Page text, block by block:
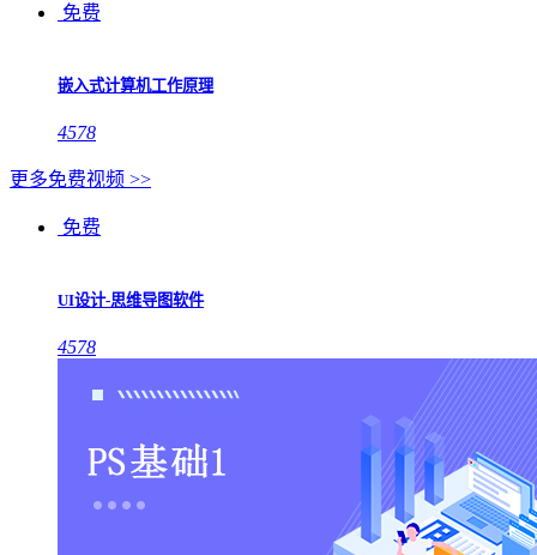
免费
嵌入式计算机工作原理
4578
更多免费视频 >>
免费
UI设计-思维导图软件
4578